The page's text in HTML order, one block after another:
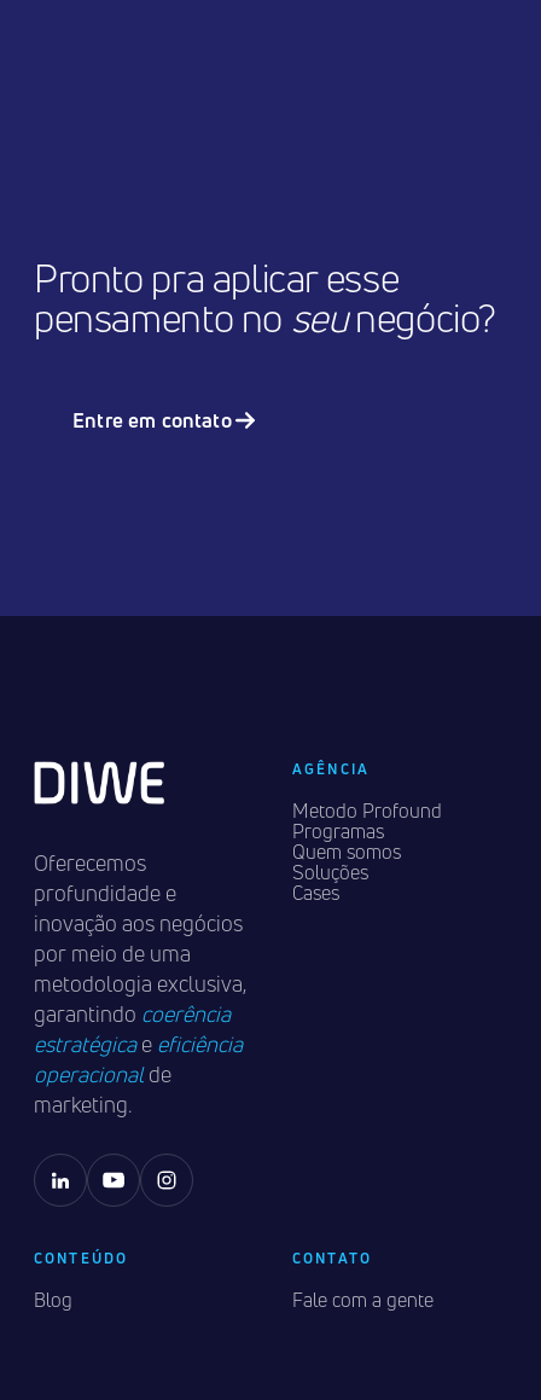
Pronto pra aplicar esse
pensamento no seunegócio?
Entre em contato
Oferecemos
profundidade e
inovação aos negócios
por meio de uma
metodologia exclusiva,
garantindo coerência
estratégicae eficiência
operacionalde
marketing.
AGÊNCIA
Metodo Profound
Programas
Quem somos
Soluções
Cases
CONTEÚDO
Blog
CONTATO
Fale com a gente